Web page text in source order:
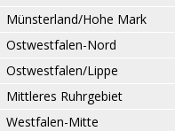
Münsterland/Hohe Mark
Ostwestfalen-Nord
Ostwestfalen/Lippe
Mittleres Ruhrgebiet
Westfalen-Mitte